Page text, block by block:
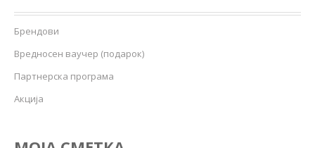
Брендови
Вредносен ваучер (подарок)
Партнерска програма
Акција